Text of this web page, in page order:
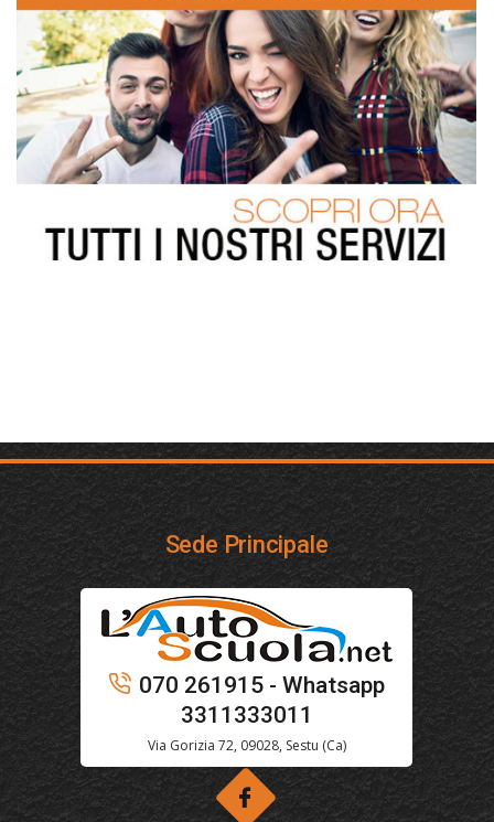
Sede Principale
070 261915 - Whatsapp
3311333011
Via Gorizia 72, 09028, Sestu (Ca)